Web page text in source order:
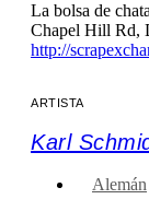
La bolsa de
Chapel Hill Rd,
http://
ARTISTA
Karl
Alemán